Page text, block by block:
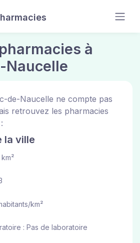
à
Naucelle
de-Naucelle ne compte pas
retrouvez les pharmacies
la ville
km²
: Pas de laboratoire